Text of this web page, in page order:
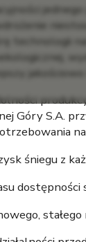
technologii
jakościowo
Góry S.A.
śniegu z
stałego